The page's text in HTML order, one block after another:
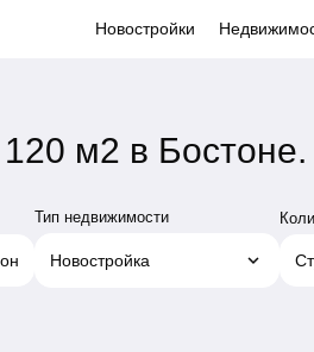
Новостройки
м2 в Бостоне.
Тип недвижимости
Новостройка keyboard_arrow_down